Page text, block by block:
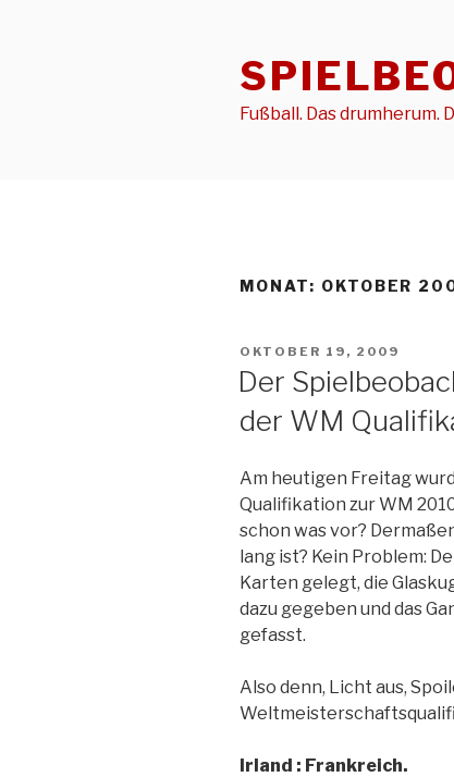
Fußball. Das drumherum.
MONAT: OKTOBER
VERÖFFENTLICHT
OKTOBER 19, 2009
Der
der WM
Am heutigen Freitag
Qualifikation zur WM
schon was vor?
lang ist? Kein Problem:
Karten gelegt, die
dazu gegeben und das
gefasst.
Also denn, Licht aus,
Irland : Frankreich.